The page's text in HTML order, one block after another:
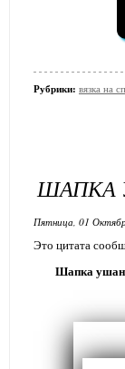
Рубрики: вязка на
ШАПКА
Пятница, 01
Это цитата
Шапка